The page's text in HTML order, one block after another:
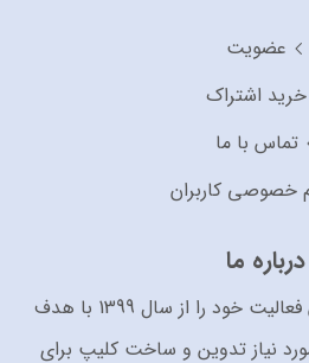
عضویت
خرید اشتراک
تماس با ما
خصوصی کاربران
درباره ما
سایت پرو جی اف ایکس فعالیت خود را از سال 1399 با هدف
نیاز تدوین و ساخت کلیپ برای